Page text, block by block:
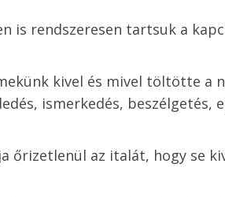
is rendszeresen tartsuk a
kivel és mivel töltötte a
ismerkedés, beszélgetés,
őrizetlenül az italát, hogy se